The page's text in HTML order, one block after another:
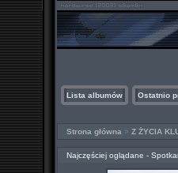
Lista albumów Ostatnio
Strona główna > Z ŻYCIA
Najczęściej oglądane -